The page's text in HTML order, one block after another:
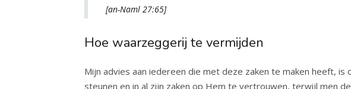
[an-Naml 27:65]
Hoe waarzeggerij te vermijden
Mijn advies aan iedereen die met deze zaken te maken heeft,
steunen en in al zijn zaken op Hem te vertrouwen, terwijl men